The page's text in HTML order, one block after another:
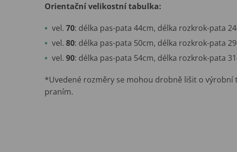
Orientační velikostní tabulka:
vel. 70: délka pas-pata 44cm, délka rozkrok-pata
vel. 80: délka pas-pata 50cm, délka rozkrok-pata
vel. 90: délka pas-pata 54cm, délka rozkrok-pata
*Uvedené rozměry se mohou drobně lišit o výrobní
praním.